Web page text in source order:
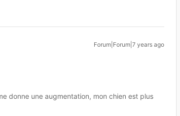
Forum|Forum|7 years ago
donne une augmentation, mon chien est plus